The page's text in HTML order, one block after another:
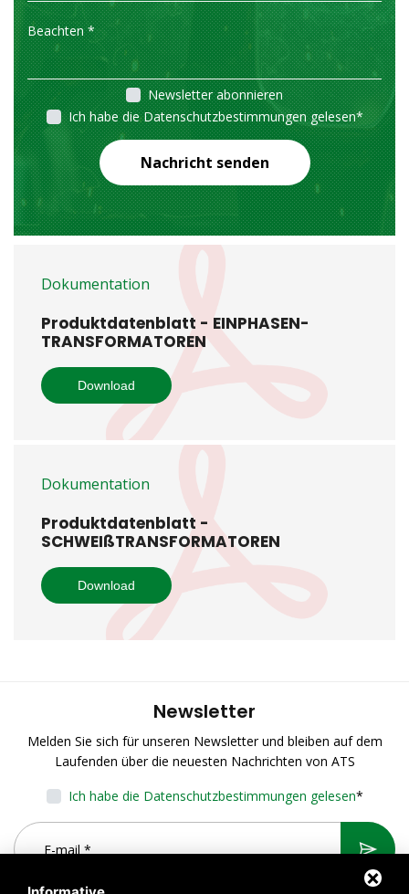
Newsletter abonnieren
Ich habe die Datenschutzbestimmungen gelesen*
Nachricht senden
Dokumentation
Produktdatenblatt - EINPHASEN-
TRANSFORMATOREN
Download
Dokumentation
Produktdatenblatt -
SCHWEIßTRANSFORMATOREN
Download
Newsletter
Melden Sie sich für unseren Newsletter und bleiben auf dem
Laufenden über die neuesten Nachrichten von ATS
Ich habe die Datenschutzbestimmungen gelesen*